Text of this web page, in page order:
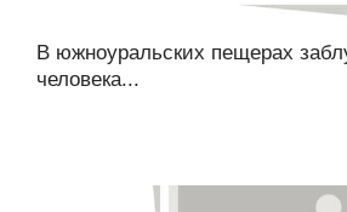
В южноуральских пещерах
человека...